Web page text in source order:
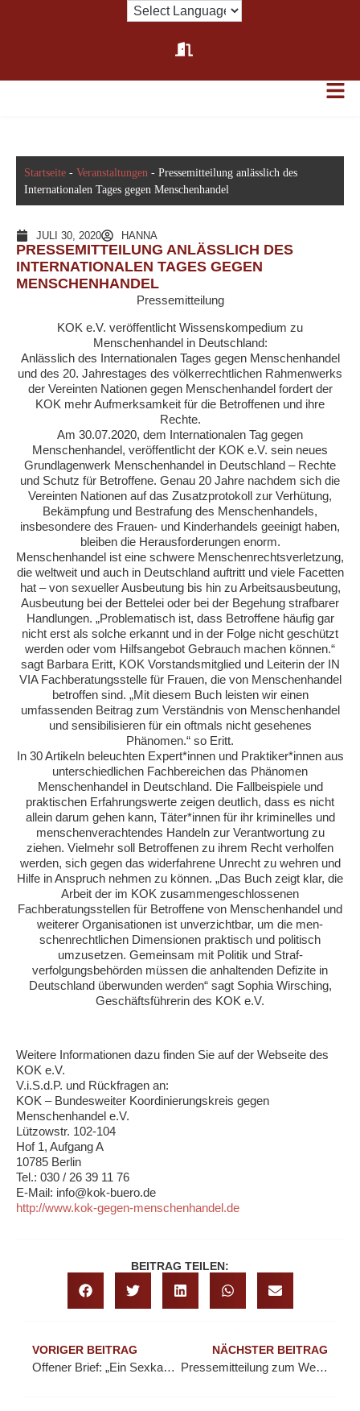
Startseite - Veranstaltungen - Pressemitteilung anlässlich des
Internationalen Tages gegen Menschenhandel
JULI 30, 2020 HANNA
PRESSEMITTEILUNG ANLÄSSLICH DES
INTERNATIONALEN TAGES GEGEN
MENSCHENHANDEL
Pressemitteilung
KOK e.V. veröffentlicht Wissenskompedium zu
Menschenhandel in Deutschland:
Anlässlich des Internationalen Tages gegen Menschenhandel
und des 20. Jahrestages des völkerrechtlichen Rahmenwerks
der Vereinten Nationen gegen Menschenhandel fordert der
KOK mehr Aufmerksamkeit für die Betroffenen und ihre
Rechte.
Am 30.07.2020, dem Internationalen Tag gegen
Menschenhandel, veröffentlicht der KOK e.V. sein neues
Grundlagenwerk Menschenhandel in Deutschland – Rechte
und Schutz für Betroffene. Genau 20 Jahre nachdem sich die
Vereinten Nationen auf das Zusatzprotokoll zur Verhütung,
Bekämpfung und Bestrafung des Menschenhandels,
insbesondere des Frauen- und Kinderhandels geeinigt haben,
bleiben die Herausforderungen enorm.
Menschenhandel ist eine schwere Menschenrechtsverletzung,
die weltweit und auch in Deutschland auftritt und viele Facetten
hat – von sexueller Ausbeutung bis hin zu Arbeitsausbeutung,
Ausbeutung bei der Bettelei oder bei der Begehung strafbarer
Handlungen. „Problematisch ist, dass Betroffene häufig gar
nicht erst als solche erkannt und in der Folge nicht geschützt
werden oder vom Hilfsangebot Gebrauch machen können.“
sagt Barbara Eritt, KOK Vorstandsmitglied und Leiterin der IN
VIA Fachberatungsstelle für Frauen, die von Menschenhandel
betroffen sind. „Mit diesem Buch leisten wir einen
umfassenden Beitrag zum Verständnis von Menschenhandel
und sensibilisieren für ein oftmals nicht gesehenes
Phänomen.“ so Eritt.
In 30 Artikeln beleuchten Expert*innen und Praktiker*innen aus
unterschiedlichen Fachbereichen das Phänomen
Menschenhandel in Deutschland. Die Fallbeispiele und
praktischen Erfahrungswerte zeigen deutlich, dass es nicht
allein darum gehen kann, Täter*innen für ihr kriminelles und
menschenverachtendes Handeln zur Verantwortung zu
ziehen. Vielmehr soll Betroffenen zu ihrem Recht verholfen
werden, sich gegen das widerfahrene Unrecht zu wehren und
Hilfe in Anspruch nehmen zu können. „Das Buch zeigt klar, die
Arbeit der im KOK zusammengeschlossenen
Fachberatungsstellen für Betroffene von Menschenhandel und
weiterer Organisationen ist unverzichtbar, um die men-
schenrechtlichen Dimensionen praktisch und politisch
umzusetzen. Gemeinsam mit Politik und Straf-
verfolgungsbehörden müssen die anhaltenden Defizite in
Deutschland überwunden werden“ sagt Sophia Wirsching,
Geschäftsführerin des KOK e.V.
Weitere Informationen dazu finden Sie auf der Webseite des
KOK e.V.
V.i.S.d.P. und Rückfragen an:
KOK – Bundesweiter Koordinierungskreis gegen
Menschenhandel e.V.
Lützowstr. 102-104
Hof 1, Aufgang A
10785 Berlin
Tel.: 030 / 26 39 11 76
E-Mail: info@kok-buero.de
http://www.kok-gegen-menschenhandel.de
BEITRAG TEILEN:
VORIGER BEITRAG
Offener Brief: „Ein Sexkaufverbot verschärft gesellschaftliche Stigmatisierung“
NÄCHSTER BEITRAG
Pressemitteilung zum Welttag gegen Menschenhandel